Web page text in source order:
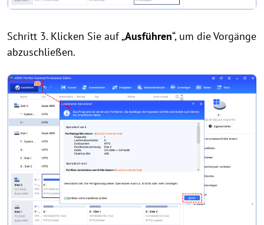
Schritt 3. Klicken Sie auf „Ausführen“, um die Vorgänge
abzuschließen.